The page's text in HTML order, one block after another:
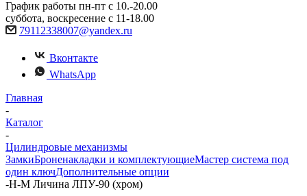
График работы пн-пт с 10.-20.00
суббота, воскресение с 11-18.00
79112338007@yandex.ru
Вконтакте
WhatsApp
Главная
-
Каталог
-
Цилиндровые механизмы
ЗамкиБроненакладки и комплектующиеМастер система под
один ключДополнительные опции
-Н-М Личина ЛПУ-90 (хром)